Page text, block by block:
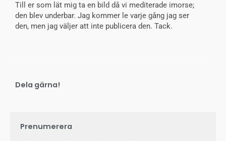
Till er som lät mig ta en bild då vi mediterade imorse;
den blev underbar. Jag kommer le varje gång jag ser
den, men jag väljer att inte publicera den. Tack.
Dela gärna!
Prenumerera